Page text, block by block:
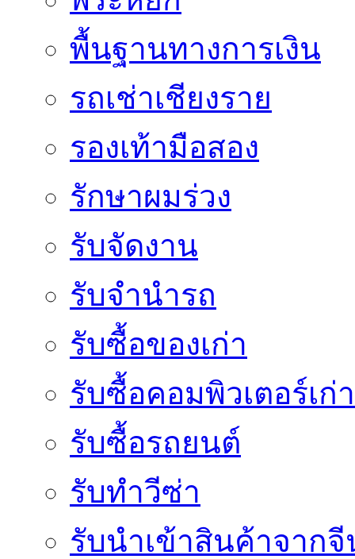
พื้นฐานทางการเงิน
รถเช่าเชียงราย
รองเท้ามือสอง
รักษาผมร่วง
รับจัดงาน
รับจำนำรถ
รับซื้อของเก่า
รับซื้อคอมพิวเตอร์เก่า
รับซื้อรถยนต์
รับทำวีซ่า
รับนำเข้าสินค้าจากจี